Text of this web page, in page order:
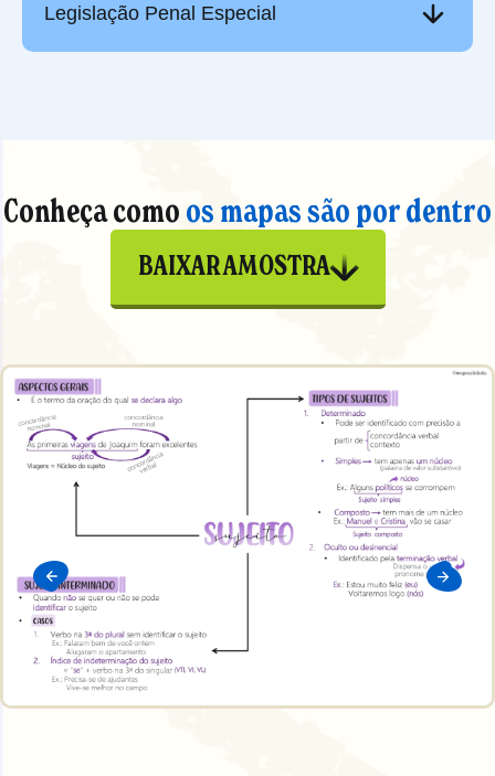
Legislação Penal Especial
Conheça como os mapas são por dentro
BAIXAR AMOSTRA